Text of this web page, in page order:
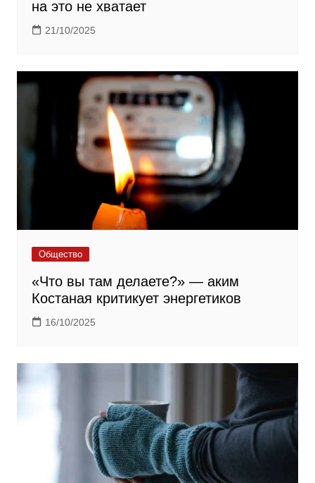
на это не хватает
21/10/2025
Общество
«Что вы там делаете?» — аким
Костаная критикует энергетиков
16/10/2025